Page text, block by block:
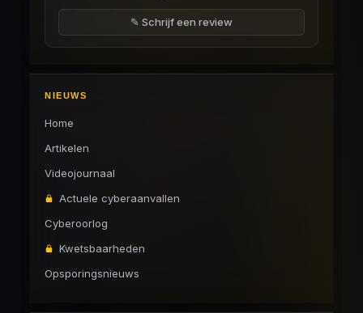
✎ Schrijf een review
NIEUWS
Home
Artikelen
Videojournaal
Actuele cyberaanvallen
Cyberoorlog
Kwetsbaarheden
Opsporingsnieuws